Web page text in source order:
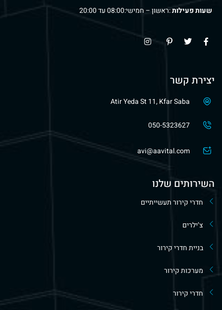
שעות פעילות:ראשון – חמישי:08:00 עד 20:00
יצירת קשר
Atir Yeda St 11, Kfar Saba
050-5323627
avi@aavital.com
השירותים שלנו
חדרי קירור תעשייתיים
צ’ילרים
בניית חדרי קירור
מערכות קירור
חדרי קירור